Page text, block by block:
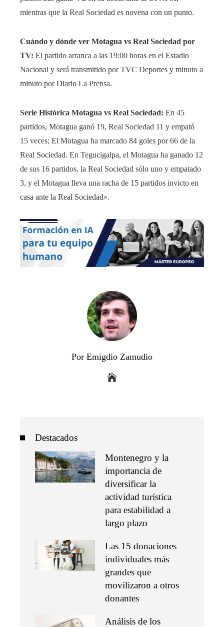
mientras que la Real Sociedad es novena con un punto.
Cuándo y dónde ver Motagua vs Real Sociedad por
TV: El partido arranca a las 19:00 horas en el Estadio
Nacional y será transmitido por TVC Deportes y minuto a
minuto por Diario La Prensa.
Serie Histórica Motagua vs Real Sociedad: En 45
partidos, Motagua ganó 19, Real Sociedad 11 y empató
15 veces; El Motagua ha marcado 84 goles por 66 de la
Real Sociedad. En Tegucigalpa, el Motagua ha ganado 12
de sus 16 partidos, la Real Sociedad sólo uno y empatado
3, y el Motagua lleva una racha de 15 partidos invicto en
casa ante la Real Sociedad».
Por Emigdio Zamudio
Destacados
Montenegro y la
importancia de
diversificar la
actividad turística
para estabilidad a
largo plazo
Las 15 donaciones
individuales más
grandes que
movilizaron a otros
donantes
Análisis de los